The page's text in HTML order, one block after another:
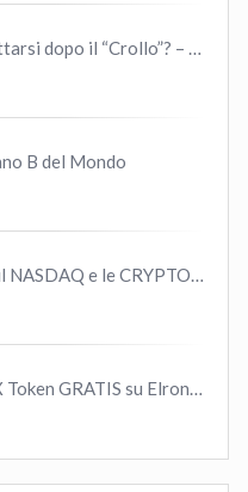
BITCOIN cosa aspettarsi dopo il “Crollo”? – CryptoMonday NEWS w16/’21
B del Mondo
COINBASE COIN sul NASDAQ e le CRYPTO volano!
Come ottenere MEX Token GRATIS su Elrond ?